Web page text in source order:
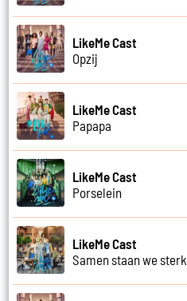
LikeMe Cast
Opzij
LikeMe Cast
Papapa
LikeMe Cast
Porselein
LikeMe Cast
Samen staan we sterk